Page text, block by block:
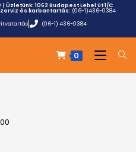
| Üzletünk:1062 Budapest Lehel út 1/C
és karbantartás: (06-1)436-0384
(06-1) 436-0384
0